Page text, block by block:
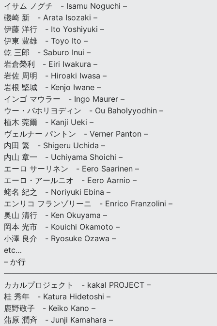
イサム ノグチ - Isamu Noguchi –
磯崎 新 - Arata Isozaki –
伊藤 洋行 - Ito Yoshiyuki –
伊東 豊雄 - Toyo Ito –
乾 三郎 - Saburo Inui –
岩倉榮利 - Eiri Iwakura –
岩佐 周明 - Hiroaki Iwasa –
岩根 堅城 - Kenjo Iwane –
インゴ マウラー - Ingo Maurer –
ウー・バホリヨディン - Ou Baholyyodhin –
植木 莞爾 - Kanji Ueki –
ヴェルナー パントン - Verner Panton –
内田 繁 - Shigeru Uchida –
内山 章一 - Uchiyama Shoichi –
エーロ サーリネン - Eero Saarinen –
エーロ・アールニオ - Eero Aarnio –
蛯名 紀之 - Noriyuki Ebina –
エンリコ フランゾリーニ - Enrico Franzolini –
奥山 清行 - Ken Okuyama –
岡本 光市 - Kouichi Okamoto –
小澤 良介 - Ryosuke Ozawa –
etc…
– か行
カカルプロジェクト - kakal PROJECT –
桂 秀年 - Katura Hidetoshi –
鹿野敬子 - Keiko Kano –
蒲原 潤斉 - Junji Kamahara –